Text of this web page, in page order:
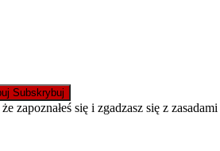
Subskrybuj
zapoznałeś się i zgadzasz się z zasadami